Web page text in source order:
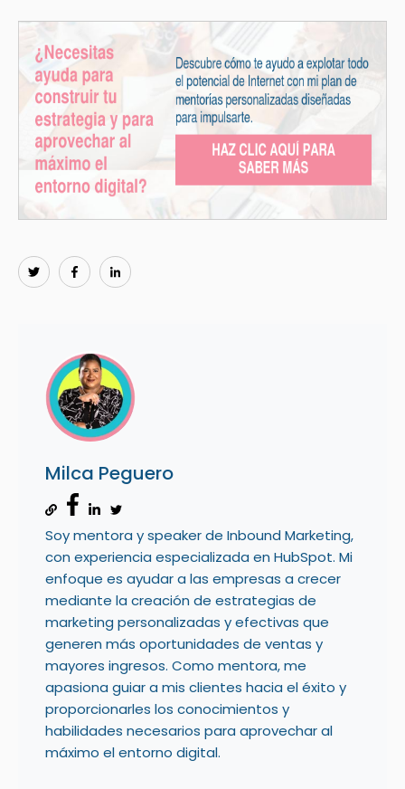
Milca Peguero
Soy mentora y speaker de Inbound Marketing,
con experiencia especializada en HubSpot. Mi
enfoque es ayudar a las empresas a crecer
mediante la creación de estrategias de
marketing personalizadas y efectivas que
generen más oportunidades de ventas y
mayores ingresos. Como mentora, me
apasiona guiar a mis clientes hacia el éxito y
proporcionarles los conocimientos y
habilidades necesarios para aprovechar al
máximo el entorno digital.